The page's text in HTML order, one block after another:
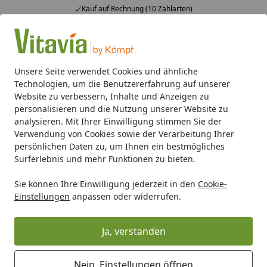
Unsere Seite verwendet Cookies und ähnliche
Technologien, um die Benutzererfahrung auf unserer
Website zu verbessern, Inhalte und Anzeigen zu
personalisieren und die Nutzung unserer Website zu
analysieren. Mit Ihrer Einwilligung stimmen Sie der
Verwendung von Cookies sowie der Verarbeitung Ihrer
persönlichen Daten zu, um Ihnen ein bestmögliches
Surferlebnis und mehr Funktionen zu bieten.
Sie können Ihre Einwilligung jederzeit in den Cookie-
Einstellungen anpassen oder widerrufen.
Ja, verstanden
Kauf auf Rechnung (10 Zahlarten)
Alle Produkte
Mein Konto
Suchen
Startseite
Gewächshaus-Zubehör Bewässern Vitavia
Vitavia Dunstkühlung CMK